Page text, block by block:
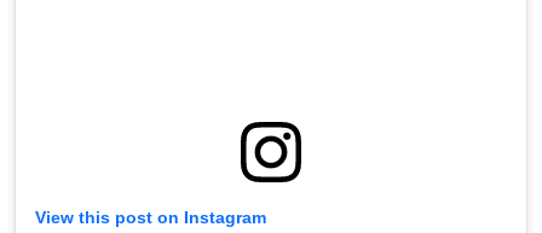
View this post on Instagram